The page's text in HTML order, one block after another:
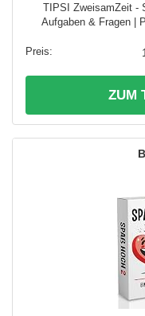
TIPSI ZweisamZeit -
Aufgaben & Fragen |
ZUM